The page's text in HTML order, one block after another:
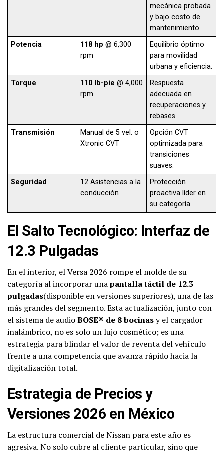
mecánica probada
y bajo costo de
mantenimiento.
Potencia
118 hp @ 6,300
rpm
Equilibrio óptimo
para movilidad
urbana y eficiencia.
Torque
110 lb-pie @ 4,000
rpm
Respuesta
adecuada en
recuperaciones y
rebases.
Transmisión
Manual de 5 vel. o
Xtronic CVT
Opción CVT
optimizada para
transiciones
suaves.
Seguridad
12 Asistencias a la
conducción
Protección
proactiva líder en
su categoría.
El Salto Tecnológico: Interfaz de
12.3 Pulgadas
En el interior, el Versa 2026 rompe el molde de su
categoría al incorporar unapantalla táctil de 12.3
pulgadas(disponible en versiones superiores), una de las
más grandes del segmento. Esta actualización, junto con
el sistema de audioBOSE® de 8 bocinasy el cargador
inalámbrico, no es solo un lujo cosmético; es una
estrategia para blindar el valor de reventa del vehículo
frente a una competencia que avanza rápido hacia la
digitalización total.
Estrategia de Precios y
Versiones 2026 en México
La estructura comercial de Nissan para este año es
agresiva. No solo cubre al cliente particular, sino que